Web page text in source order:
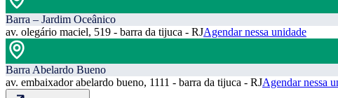
Barra – Jardim Oceânico
av. olegário maciel, 519 - barra da tijuca - RJAgendar nessa unidade
Barra Abelardo Bueno
av. embaixador abelardo bueno, 1111 - barra da tijuca - RJAgendar nessa